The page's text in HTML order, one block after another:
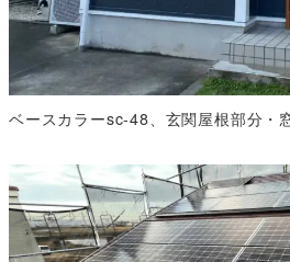
ベースカラーsc-48、玄関屋根部分・